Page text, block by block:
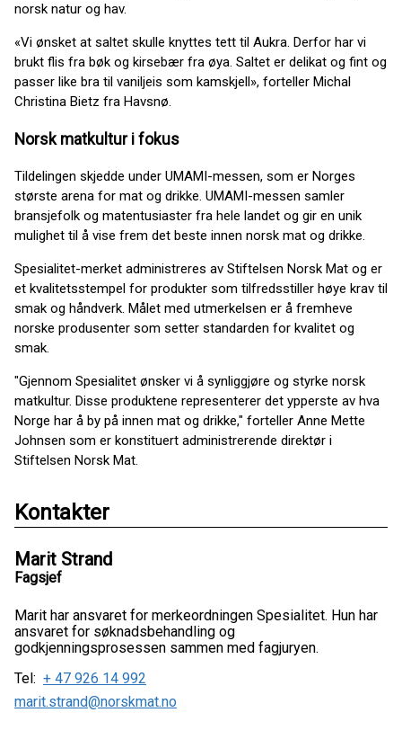
norsk natur og hav.
«Vi ønsket at saltet skulle knyttes tett til Aukra. Derfor har vi
brukt flis fra bøk og kirsebær fra øya. Saltet er delikat og fint og
passer like bra til vaniljeis som kamskjell», forteller Michal
Christina Bietz fra Havsnø.
Norsk matkultur i fokus
Tildelingen skjedde under UMAMI-messen, som er Norges
største arena for mat og drikke. UMAMI-messen samler
bransjefolk og matentusiaster fra hele landet og gir en unik
mulighet til å vise frem det beste innen norsk mat og drikke.
Spesialitet-merket administreres av Stiftelsen Norsk Mat og er
et kvalitetsstempel for produkter som tilfredsstiller høye krav til
smak og håndverk. Målet med utmerkelsen er å fremheve
norske produsenter som setter standarden for kvalitet og
smak.
"Gjennom Spesialitet ønsker vi å synliggjøre og styrke norsk
matkultur. Disse produktene representerer det ypperste av hva
Norge har å by på innen mat og drikke," forteller Anne Mette
Johnsen som er konstituert administrerende direktør i
Stiftelsen Norsk Mat.
Kontakter
Marit Strand
Fagsjef
Marit har ansvaret for merkeordningen Spesialitet. Hun har
ansvaret for søknadsbehandling og
godkjenningsprosessen sammen med fagjuryen.
Tel: + 47 926 14 992
marit.strand@norskmat.no